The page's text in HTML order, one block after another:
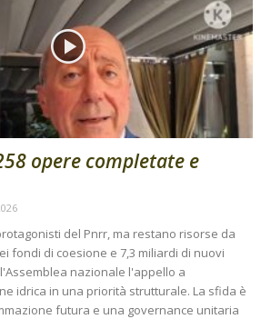
opere completate e
del Pnrr, ma restano risorse da
fondi di coesione e 7,3 miliardi di nuovi
nazionale l'appello a
idrica in una priorità strutturale. La sfida è
futura e una governance unitaria